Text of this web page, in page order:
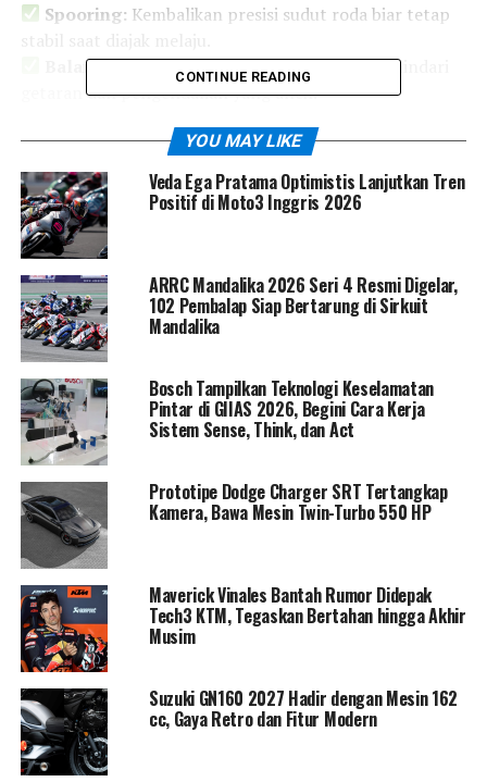
Spooring: Kembalikan presisi sudut roda biar tetap
Balancing:Bikin roda lebih seimbang, menghindari
getaran dan pengendalian yang aneh.
Menurut Suparna, Kepala Bengkel Auto2000 Pramuka,
“Kalau mobilmu mulai terasa bergetar, sulit
dikendalikan, atau berbelok nggak semulus biasanya,
segera cek kaki-kaki dan lakukan spooring serta
balancing.”
Lebih lanjut, Andy Setiawan, pemilik Setiawan Spooring
Yogyakarta, bilang bahwa spooring juga bikin ban lebih
awet karena keausannya jadi merata.
nggak presisi bikin ban cepat habis dan boros biaya,
bro!
Jadi, sebelum kembali ke rutinitas harian, pastikan
tungganganmu sudah nyaman dan siap diajak
CONTINUE READING
YOU MAY LIKE
Veda Ega Pratama Optimistis Lanjutkan Tren
Positif di Moto3 Inggris 2026
ARRC Mandalika 2026 Seri 4 Resmi Digelar,
102 Pembalap Siap Bertarung di Sirkuit
Mandalika
Bosch Tampilkan Teknologi Keselamatan
Pintar di GIIAS 2026, Begini Cara Kerja
Sistem Sense, Think, dan Act
Prototipe Dodge Charger SRT Tertangkap
Kamera, Bawa Mesin Twin-Turbo 550 HP
Maverick Vinales Bantah Rumor Didepak
Tech3 KTM, Tegaskan Bertahan hingga Akhir
Musim
Suzuki GN160 2027 Hadir dengan Mesin 162
cc, Gaya Retro dan Fitur Modern